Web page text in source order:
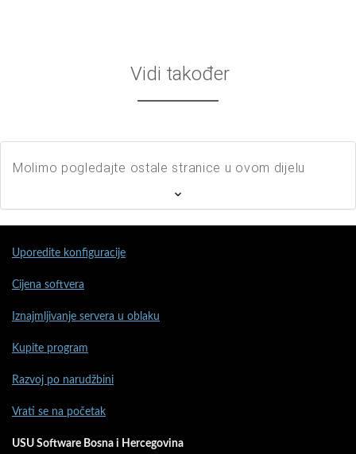
Vidi također
Molimo pogledajte ostale stranice u ovom dijelu
Uporedite konfiguracije
Cijena softvera
Iznajmljivanje servera u oblaku
Kupite program
Razvoj po narudžbini
Vrati se na početak
USU Software Bosna i Hercegovina